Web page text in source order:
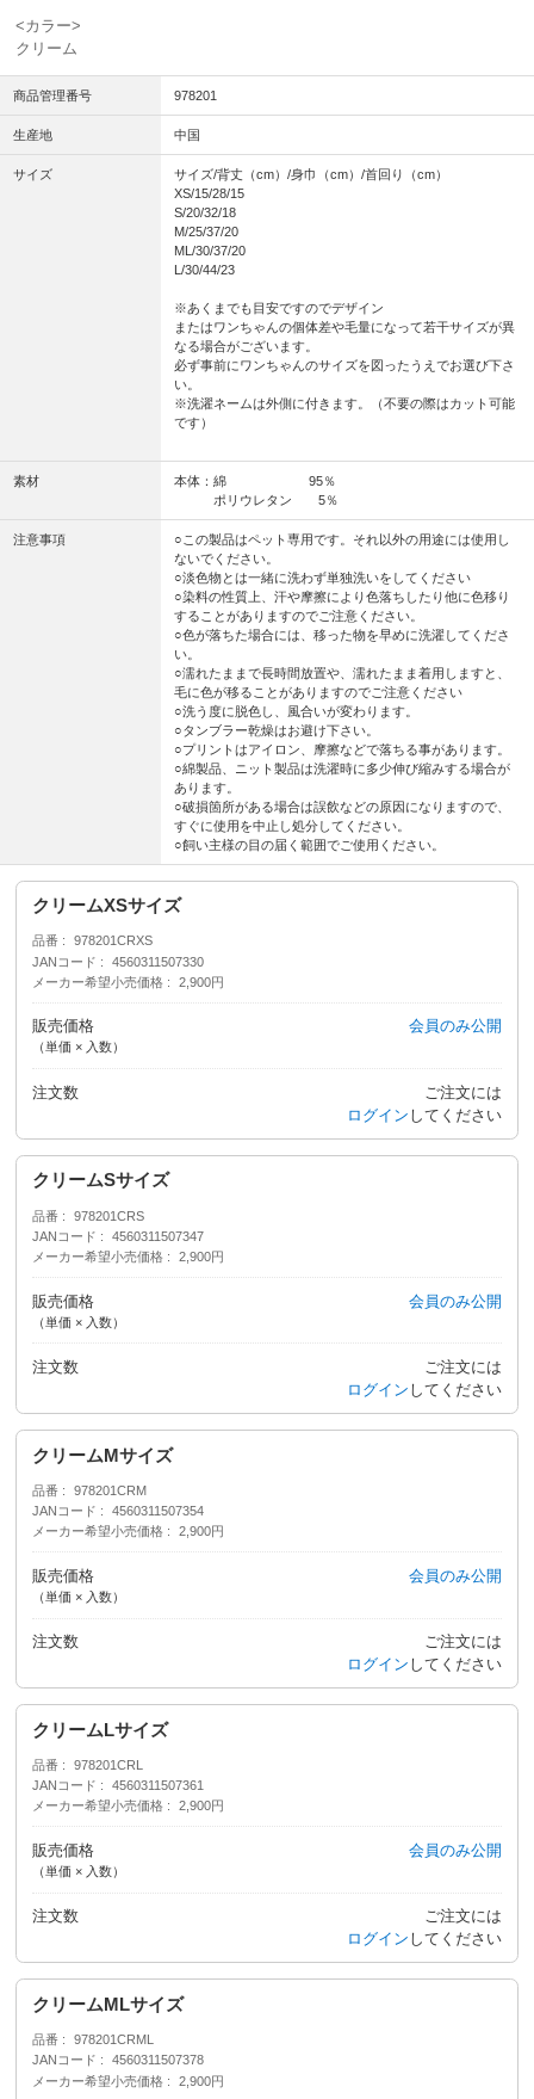
<カラー>
クリーム
商品管理番号 978201
生産地 中国
サイズ
サイズ/背丈（cm）/身巾（cm）/首回り（cm）
XS/15/28/15
S/20/32/18
M/25/37/20
ML/30/37/20
L/30/44/23
※あくまでも目安ですのでデザイン
またはワンちゃんの個体差や毛量になって若干サイズが異
なる場合がございます。
必ず事前にワンちゃんのサイズを図ったうえでお選び下さ
い。
※洗濯ネームは外側に付きます。（不要の際はカット可能
です）
素材
本体：綿 95％
ポリウレタン 5％
注意事項
○この製品はペット専用です。それ以外の用途には使用し
ないでください。
○淡色物とは一緒に洗わず単独洗いをしてください
○染料の性質上、汗や摩擦により色落ちしたり他に色移り
することがありますのでご注意ください。
○色が落ちた場合には、移った物を早めに洗濯してくださ
い。
○濡れたままで長時間放置や、濡れたまま着用しますと、
毛に色が移ることがありますのでご注意ください
○洗う度に脱色し、風合いが変わります。
○タンブラー乾燥はお避け下さい。
○プリントはアイロン、摩擦などで落ちる事があります。
○綿製品、ニット製品は洗濯時に多少伸び縮みする場合が
あります。
○破損箇所がある場合は誤飲などの原因になりますので、
すぐに使用を中止し処分してください。
○飼い主様の目の届く範囲でご使用ください。
クリームXSサイズ
品番
978201CRXS
JANコード
4560311507330
メーカー希望小売価格
2,900円
販売価格
（単価 × 入数）
会員のみ公開
注文数
ご注文には
ログイン してください
クリームSサイズ
品番
978201CRS
JANコード
4560311507347
メーカー希望小売価格
2,900円
販売価格
（単価 × 入数）
会員のみ公開
注文数
ご注文には
ログイン してください
クリームMサイズ
品番
978201CRM
JANコード
4560311507354
メーカー希望小売価格
2,900円
販売価格
（単価 × 入数）
会員のみ公開
注文数
ご注文には
ログイン してください
クリームLサイズ
品番
978201CRL
JANコード
4560311507361
メーカー希望小売価格
2,900円
販売価格
（単価 × 入数）
会員のみ公開
注文数
ご注文には
ログイン してください
クリームMLサイズ
品番
978201CRML
JANコード
4560311507378
メーカー希望小売価格
2,900円